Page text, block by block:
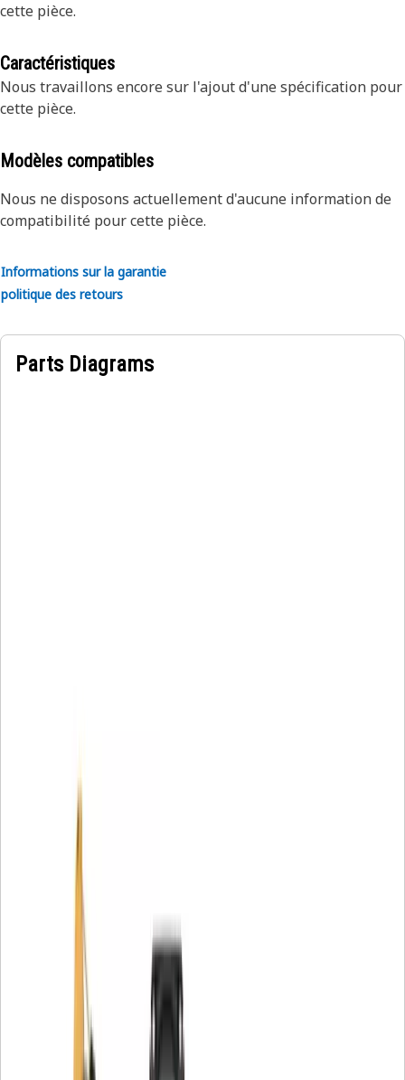
cette pièce.
Caractéristiques
Nous travaillons encore sur l'ajout d'une spécification pour
cette pièce.
Modèles compatibles
Nous ne disposons actuellement d'aucune information de
compatibilité pour cette pièce.
Informations sur la garantie
politique des retours
Parts Diagrams